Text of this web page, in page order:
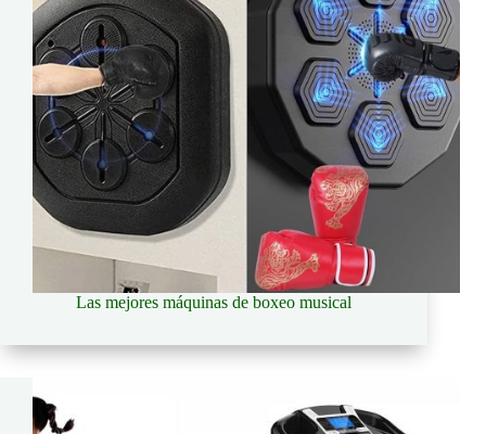
Las mejores máquinas de boxeo musical